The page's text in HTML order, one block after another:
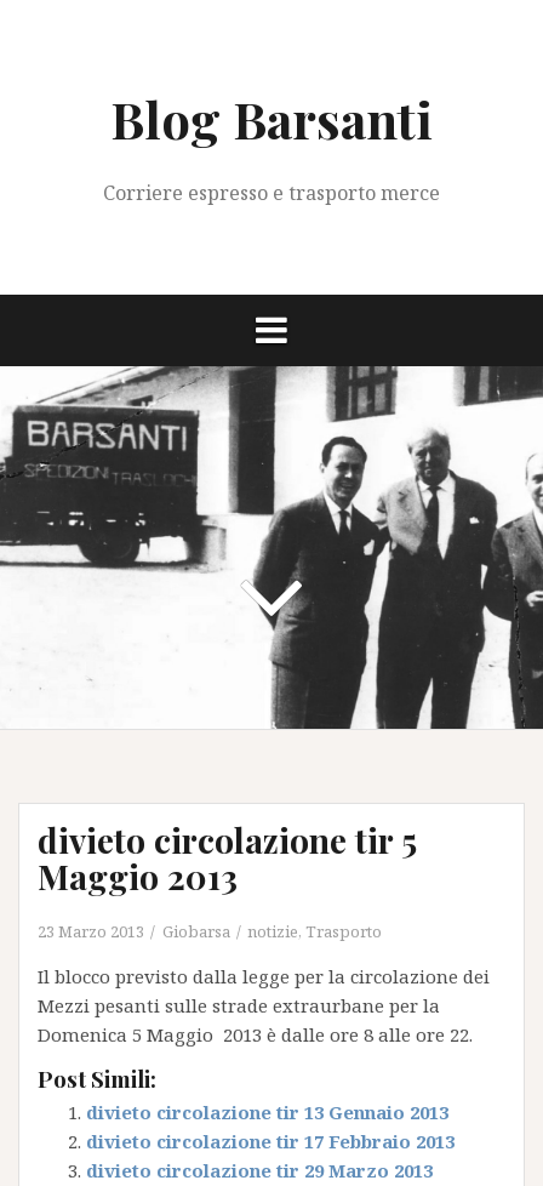
Blog Barsanti
Corriere espresso e trasporto merce
divieto circolazione tir 5
Maggio 2013
23 Marzo 2013 Giobarsa notizie, Trasporto
Il blocco previsto dalla legge per la circolazione dei
Mezzi pesanti sulle strade extraurbane per la
Domenica 5 Maggio 2013 è dalle ore 8 alle ore 22.
Post Simili:
divieto circolazione tir 13 Gennaio 2013
divieto circolazione tir 17 Febbraio 2013
divieto circolazione tir 29 Marzo 2013